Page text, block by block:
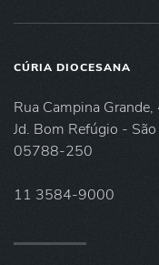
CÚRIA DIOCESANA
Rua Campina
Jd. Bom Refúgio -
05788-250
11 3584-9000